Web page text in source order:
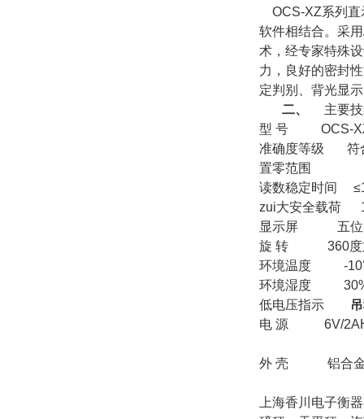
OCS-XZ系列直
软件相结合。采
术，经专家特殊
力，良好的密封
定判别、背光显
二、 主要
型 号 OCS-
准确度等级 符
置零范围
读数稳定时间
zui大安全载荷
显示屏 五位
旋 转 360度旋
环境温度 -
环境湿度 30%
低电压指示
电 源 6V/2AH
外 壳 铝合金制
上海香川电子衡